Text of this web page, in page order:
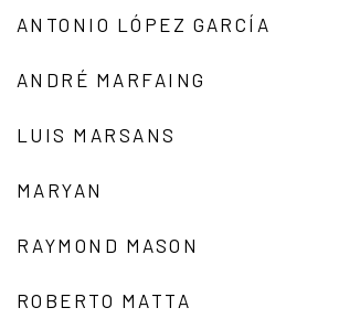
ANTONIO LÓPEZ GARCÍA
ANDRÉ MARFAING
LUIS MARSANS
MARYAN
RAYMOND MASON
ROBERTO MATTA